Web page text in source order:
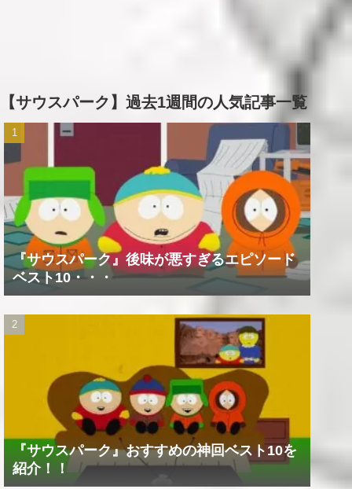
【サウスパーク】過去1週間の人気記事一覧
『サウスパーク』後味が悪すぎるエピソード
ベスト10・・・
『サウスパーク』おすすめの神回ベスト10を
紹介！！